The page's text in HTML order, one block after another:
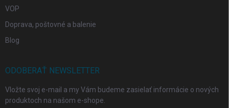
VOP
Doprava, poštovné a balenie
Blog
ODOBERAŤ NEWSLETTER
Vložte svoj e-mail a my Vám budeme zasielať informácie o nových
produktoch na našom e-shope.